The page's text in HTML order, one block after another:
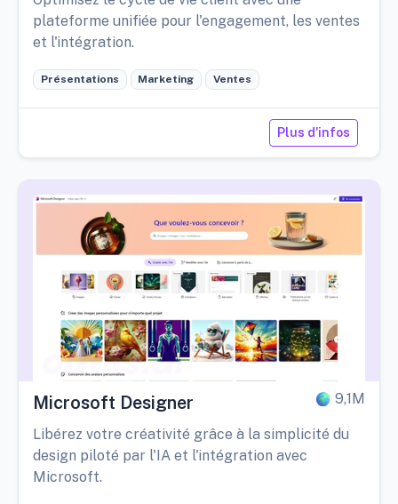
plateforme unifiée pour l'engagement, les ventes
et l'intégration.
Présentations Marketing Ventes
Plus d'infos
Microsoft Designer 9,1M
Libérez votre créativité grâce à la simplicité du
design piloté par l'IA et l'intégration avec
Microsoft.